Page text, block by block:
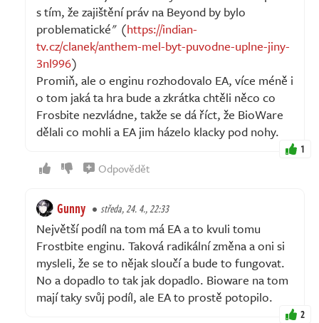
s tím, že zajištění práv na Beyond by bylo
problematické" (https://indian-
tv.cz/clanek/anthem-mel-byt-puvodne-uplne-jiny-
3nl996)
Promiň, ale o enginu rozhodovalo EA, více méně i
o tom jaká ta hra bude a zkrátka chtěli něco co
Frosbite nezvládne, takže se dá říct, že BioWare
dělali co mohli a EA jim házelo klacky pod nohy.
1
Odpovědět
Gunny středa, 24. 4., 22:33
Největší podíl na tom má EA a to kvuli tomu
Frostbite enginu. Taková radikální změna a oni si
mysleli, že se to nějak sloučí a bude to fungovat.
No a dopadlo to tak jak dopadlo. Bioware na tom
mají taky svůj podíl, ale EA to prostě potopilo.
2